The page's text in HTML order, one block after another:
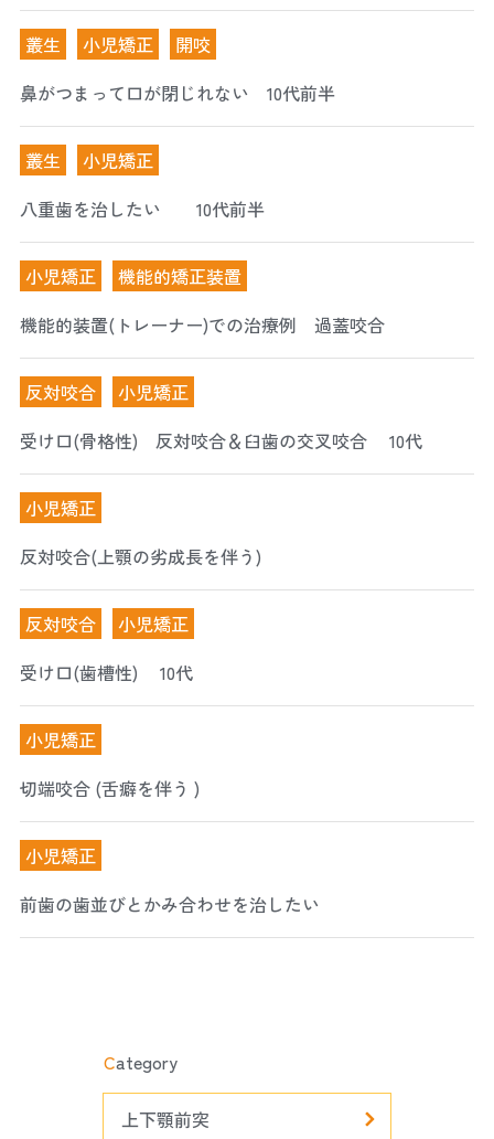
叢生 小児矯正
開咬
鼻がつまって口が閉じれない 10代前半
叢生
小児矯正
八重歯を治したい 10代前半
小児矯正
機能的矯正装置
機能的装置(トレーナー)での治療例 過蓋咬合
反対咬合
小児矯正
受け口(骨格性) 反対咬合＆臼歯の交叉咬合 10代
小児矯正
反対咬合(上顎の劣成長を伴う)
反対咬合
小児矯正
受け口(歯槽性) 10代
小児矯正
切端咬合 (舌癖を伴う )
小児矯正
前歯の歯並びとかみ合わせを治したい
Category
上下顎前突